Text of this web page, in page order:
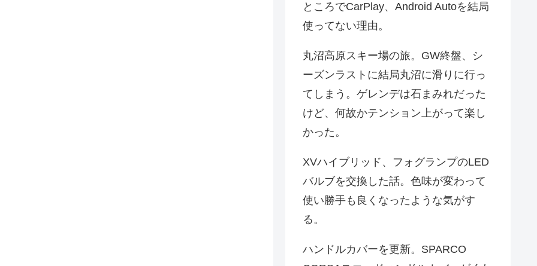
ところでCarPlay、Android Autoを結局
使ってない理由。
丸沼高原スキー場の旅。GW終盤、シ
ーズンラストに結局丸沼に滑りに行っ
てしまう。ゲレンデは石まみれだった
けど、何故かテンション上がって楽し
かった。
XVハイブリッド、フォグランプのLED
バルブを交換した話。色味が変わって
使い勝手も良くなったような気がす
る。
ハンドルカバーを更新。SPARCO